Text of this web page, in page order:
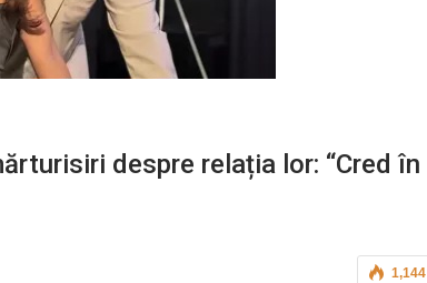
despre relația lor: “Cred în
1,144